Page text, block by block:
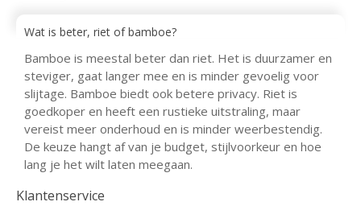
Wat is beter, riet of bamboe?
Bamboe is meestal beter dan riet. Het is duurzamer en
steviger, gaat langer mee en is minder gevoelig voor
slijtage. Bamboe biedt ook betere privacy. Riet is
goedkoper en heeft een rustieke uitstraling, maar
vereist meer onderhoud en is minder weerbestendig.
De keuze hangt af van je budget, stijlvoorkeur en hoe
lang je het wilt laten meegaan.
Klantenservice